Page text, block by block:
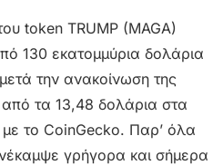
token TRUMP (MAGA)
130 εκατομμύρια δολάρια
την ανακοίνωση της
τα 13,48 δολάρια στα
το CoinGecko. Παρ’ όλα
γρήγορα και σήμερα